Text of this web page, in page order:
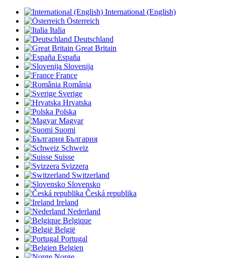
International (English)
Österreich
Italia
Deutschland
Great Britain
España
Slovenija
France
România
Sverige
Hrvatska
Polska
Magyar
Suomi
България
Schweiz
Suisse
Svizzera
Switzerland
Slovensko
Česká republika
Ireland
Nederland
Belgique
België
Portugal
Belgien